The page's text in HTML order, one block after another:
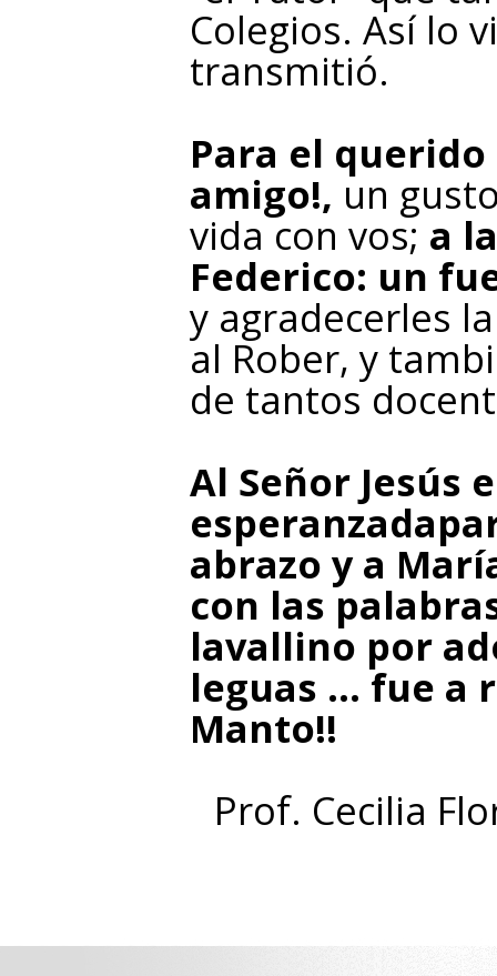
Colegios. Así lo
transmitió.
Para el
amigo!, un
vida con vos; a
Federico: un
y agradecerles
al Rober, y
de tantos
Al Señor Jesús
abrazo y a
con las
lavallino por
leguas … fue a
Manto!!
Prof. Cecilia